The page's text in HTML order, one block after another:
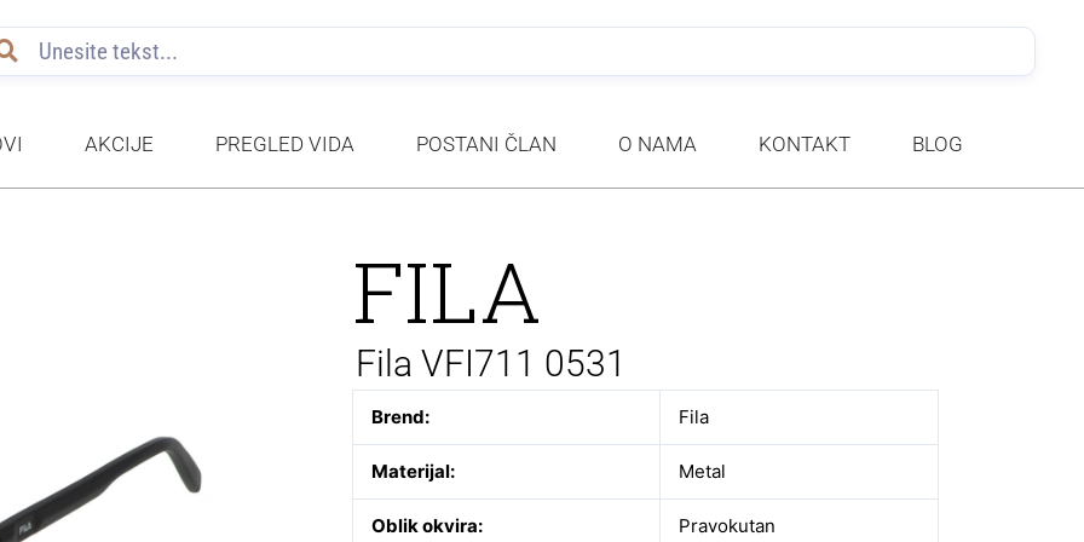
AKCIJE PREGLED VIDA POSTANI ČLAN O NAMA KONTAKT BLOG
FILA
Fila VFI711 0531
Brend: Fila
Materijal: Metal
Oblik okvira: Pravokutan